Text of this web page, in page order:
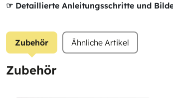
☞ Detaillierte Anleitungsschritte und
Zubehör Ähnliche Artikel
Zubehör